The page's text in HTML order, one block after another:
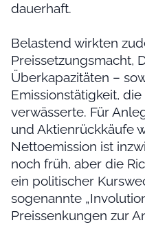
dauerhaft.
Belastend wirkten
Preissetzungsmacht,
Überkapazitäten –
Emissionstätigkeit,
verwässerte. Für
und Aktienrückkäufe
Nettoemission ist
noch früh, aber die
ein politischer
sogenannte
Preissenkungen zur